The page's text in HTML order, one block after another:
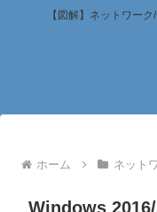
【図解】ネットワー
ホーム ネット
Windows